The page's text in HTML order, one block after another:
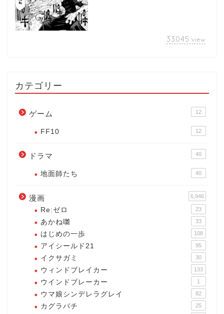
33045 view
カテゴリー
ゲーム 12
FF10 12
ドラマ 40
地面師たち 40
漫画 6,946
Re:ゼロ 23
あかね囃 33
はじめの一歩 108
アイシールド21 95
イクサガミ 30
ウィンドブレイカー 133
ウインドブレーカー 1
ウマ娘シンデレラグレイ 82
カグラバチ 25